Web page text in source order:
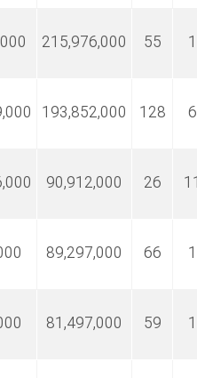
215,976,000
215,976,000
193,852,000
1,741,079,000
90,912,000
6,690,196,000
89,297,000
89,297,000
81,497,000
82,550,000